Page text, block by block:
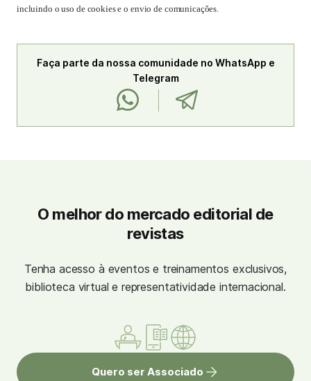
incluindo o uso de cookies e o envio de comunicações.
Faça parte da nossa comunidade no WhatsApp e
Telegram
O melhor do mercado editorial de
revistas
Tenha acesso à eventos e treinamentos exclusivos,
biblioteca virtual e representatividade internacional.
Quero ser Associado